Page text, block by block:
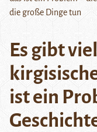
die große Dinge tun
Es gibt
ist ein